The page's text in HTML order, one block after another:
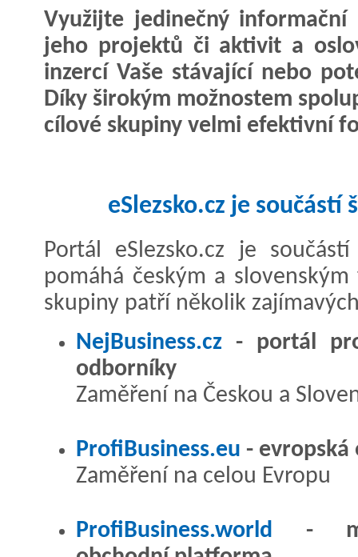
Využijte jedinečný informační
jeho projektů či aktivit a
inzercí Vaše stávající nebo
Díky širokým možnostem
cílové skupiny velmi efektivní
eSlezsko.cz je
Portál eSlezsko.cz je
pomáhá českým a
skupiny patří několik
NejBusiness.cz - portál
odborníky
Zaměření na Českou a
ProfiBusiness.eu -
Zaměření na celou Evropu
ProfiBusiness.world
-